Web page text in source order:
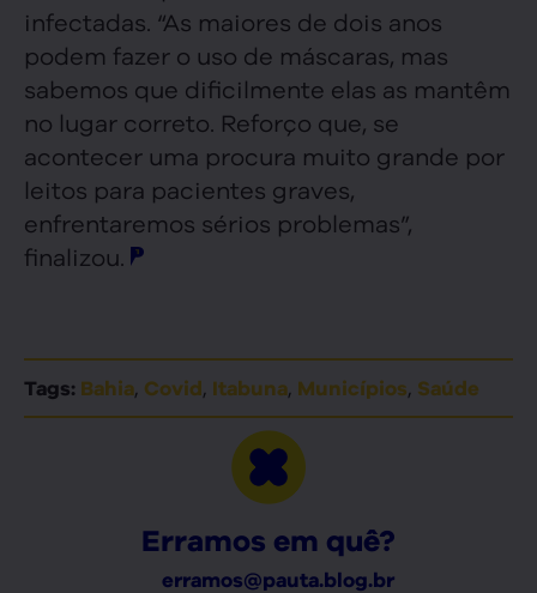
infectadas. “As maiores de dois anos
podem fazer o uso de máscaras, mas
sabemos que dificilmente elas as mantêm
no lugar correto. Reforço que, se
acontecer uma procura muito grande por
leitos para pacientes graves,
enfrentaremos sérios problemas”,
finalizou.
Tags: Bahia, Covid, Itabuna, Municípios, Saúde
Erramos em quê?
erramos@pauta.blog.br